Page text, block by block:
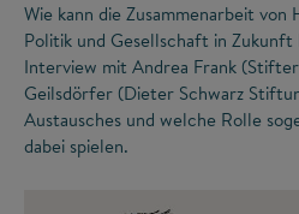
Wie kann die Zusammenarbeit
Politik und Gesellschaft in Zukunft
Interview mit Andrea Frank
Geilsdörfer (Dieter Schwarz
Austausches und welche Rolle
dabei spielen.